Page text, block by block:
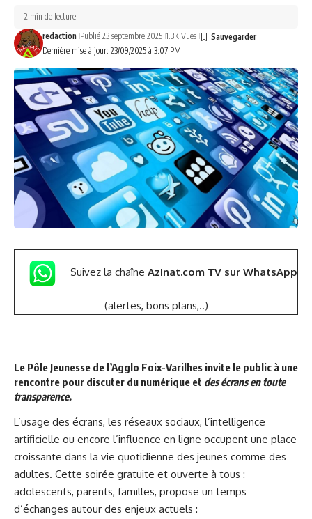
Dernière mise à jour: 23/09/2025 à 3:07 PM
redaction Publié 23 septembre 2025 1.3K Vues
2 min de lecture
Suivez la chaîne Azinat.com TV sur WhatsApp
(alertes, bons plans,..)
Le Pôle Jeunesse de l’Agglo Foix-Varilhes invite le public à une
rencontre pour discuter du numérique et des écrans en toute
transparence.
L’usage des écrans, les réseaux sociaux, l’intelligence
artificielle ou encore l’influence en ligne occupent une place
croissante dans la vie quotidienne des jeunes comme des
adultes. Cette soirée gratuite et ouverte à tous :
adolescents, parents, familles, propose un temps
d’échanges autour des enjeux actuels :